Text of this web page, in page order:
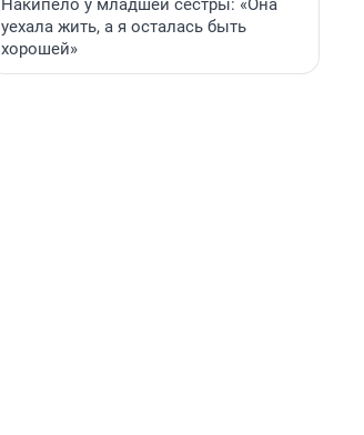
Накипело у младшей сестры: «Она
уехала жить, а я осталась быть
хорошей»